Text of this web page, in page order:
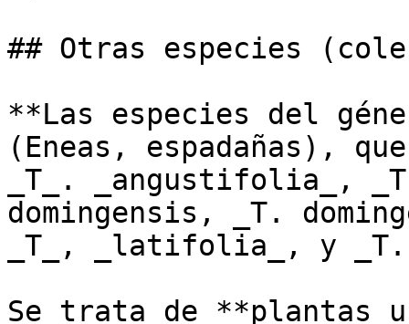
## Otras especies
**Las especies del
(Eneas, espadañas),
_T_. _angustifolia_,
domingensis, _T.
_T_, _latifolia_, y
Se trata de **plantas